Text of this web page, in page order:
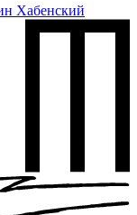
Хабенский